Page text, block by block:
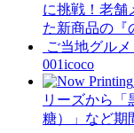
に挑戦！老舗
た新商品の『
ご当地グル
001icoco
リーズから
糖）」など期